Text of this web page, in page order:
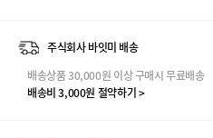
주식회사 바잇미 배송
배송상품 30,000원 이상 구매시 무료배송
배송비 3,000원 절약하기 >